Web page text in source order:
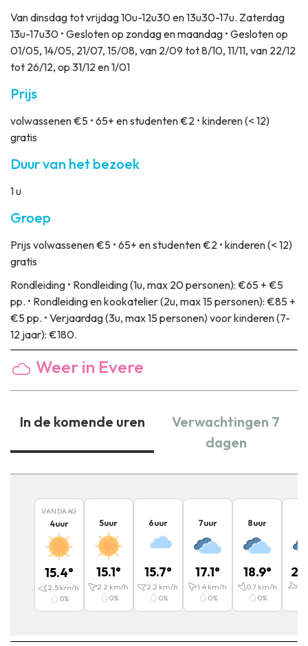
Van dinsdag tot vrijdag 10u-12u30 en 13u30-17u. Zaterdag
13u-17u30 • Gesloten op zondag en maandag • Gesloten op
01/05, 14/05, 21/07, 15/08, van 2/09 tot 8/10, 11/11, van 22/12
tot 26/12, op 31/12 en 1/01
Prijs
volwassenen €5 • 65+ en studenten €2 • kinderen (< 12)
gratis
Duur van het bezoek
1 u
Groep
Prijs volwassenen €5 • 65+ en studenten €2 • kinderen (< 12)
gratis
Rondleiding • Rondleiding (1u, max 20 personen): €65 + €5
pp. • Rondleiding en kookatelier (2u, max 15 personen): €85 +
€5 pp. • Verjaardag (3u, max 15 personen) voor kinderen (7-
12 jaar): €180.
Weer in Evere
In de komende uren
Verwachtingen 7
dagen
VANDAAG
4uur
15.4°
2.5 km/h
0%
5uur
15.1°
2.2 km/h
0%
6uur
15.7°
2.2 km/h
0%
7uur
17.1°
1.4 km/h
0%
8uur
18.9°
0.7 km/h
0%
1.4